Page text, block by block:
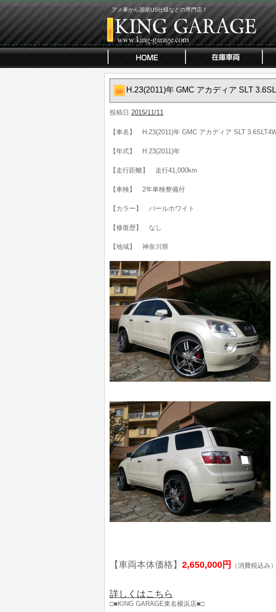
アメ車から国産US仕様などの専門店！
H.23(2011)年 GMC アカディア SLT
投稿日 2015/11/11
【車名】 H.23(2011)年 GMC アカディア SLT
【年式】 H.23(2011)年
【走行距離】 走行41,000km
【車検】 2年車検整備付
【カラー】 パールホワイト
【修復歴】 なし
【地域】 神奈川県
【車両本体価格】 2,650,000円 （消費税込み）
詳しくはこちら
□■KING GARAGE東名横浜店■□